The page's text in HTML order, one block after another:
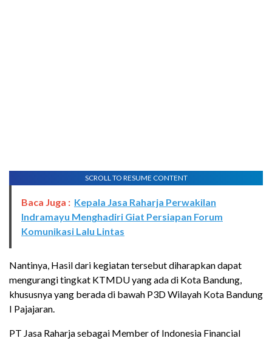
SCROLL TO RESUME CONTENT
Baca Juga : Kepala Jasa Raharja Perwakilan
Indramayu Menghadiri Giat Persiapan Forum
Komunikasi Lalu Lintas
Nantinya, Hasil dari kegiatan tersebut diharapkan dapat
mengurangi tingkat KTMDU yang ada di Kota Bandung,
khususnya yang berada di bawah P3D Wilayah Kota Bandung
I Pajajaran.
PT Jasa Raharja sebagai Member of Indonesia Financial